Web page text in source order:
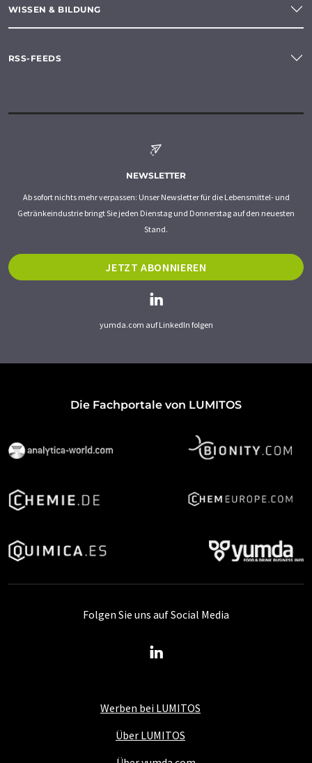
WISSEN & BILDUNG
RSS-FEEDS
NEWSLETTER
Ab sofort nichts mehr verpassen: Unser Newsletter für die Lebensmittel- und
Getränkeindustrie bringt Sie jeden Dienstag und Donnerstag auf den neuesten
Stand.
JETZT ABONNIEREN
yumda.com auf LinkedIn folgen
Die Fachportale von LUMITOS
Werben bei LUMITOS
Über LUMITOS
Folgen Sie uns auf Social Media